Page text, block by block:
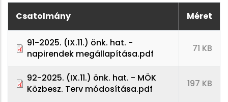
Csatolmány Méret
91-2025. (IX.11.) önk. hat. -
napirendek megállapítása.pdf
71 KB
92-2025. (IX.11.) önk. hat. - MÖK
Közbesz. Terv módosítása.pdf
197 KB